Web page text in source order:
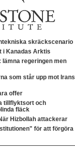
skräckscenario
i Kanadas Arktis
lämna regeringen men
som står upp mot Irans
offer
tillflyktsort och
fläck
Hizbollah attackerar
för att förgöra